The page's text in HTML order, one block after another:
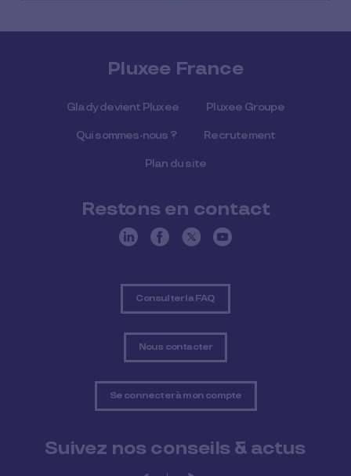
Pluxee France
Glady devient Pluxee Pluxee Groupe
Qui sommes-nous ? Recrutement
Plan du site
Restons en contact
Consulter la FAQ
Nous contacter
Se connecter à mon compte
Suivez nos conseils & actus